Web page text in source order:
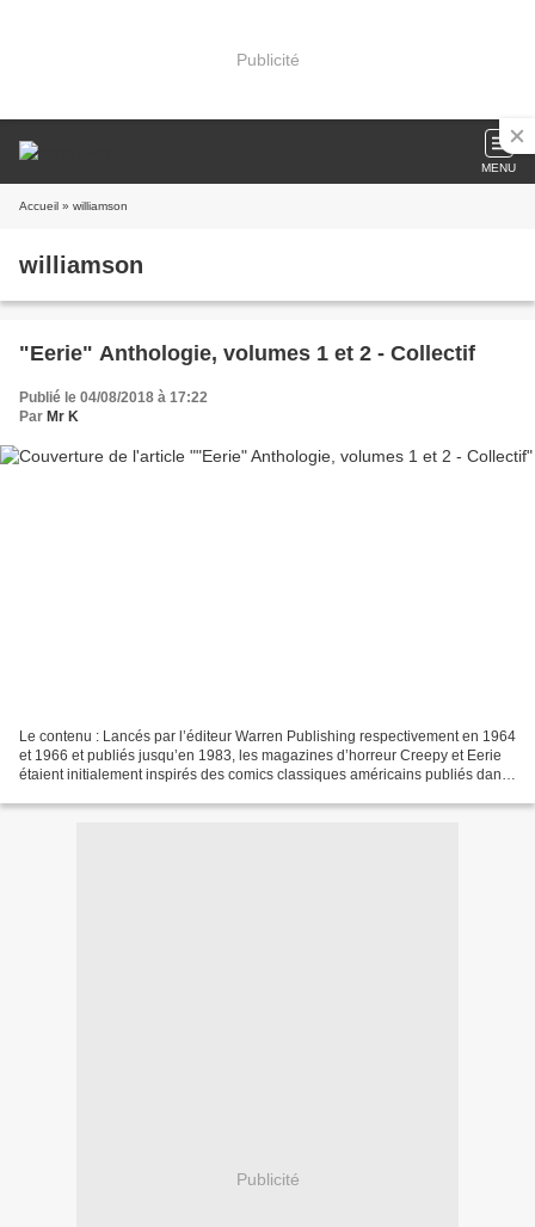
Publicité
MENU
Accueil » williamson
williamson
"Eerie" Anthologie, volumes 1 et 2 - Collectif
Publié le 04/08/2018 à 17:22
Par Mr K
Le contenu : Lancés par l’éditeur Warren Publishing respectivement en 1964
et 1966 et publiés jusqu’en 1983, les magazines d’horreur Creepy et Eerie
étaient initialement inspirés des comics classiques américains publiés dans
Publicité